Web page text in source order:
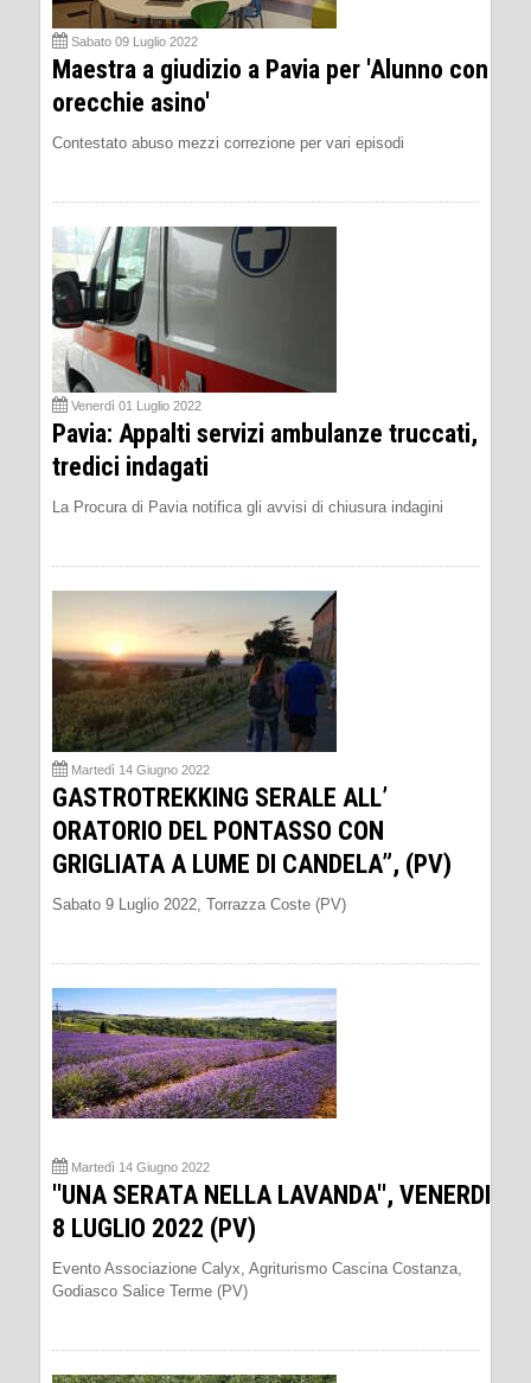
Sabato 09 Luglio 2022
Maestra a giudizio a Pavia per 'Alunno con
orecchie asino'
Contestato abuso mezzi correzione per vari episodi
Venerdì 01 Luglio 2022
Pavia: Appalti servizi ambulanze truccati,
tredici indagati
La Procura di Pavia notifica gli avvisi di chiusura indagini
Martedì 14 Giugno 2022
GASTROTREKKING SERALE ALL’
ORATORIO DEL PONTASSO CON
GRIGLIATA A LUME DI CANDELA”, (PV)
Sabato 9 Luglio 2022, Torrazza Coste (PV)
Martedì 14 Giugno 2022
''UNA SERATA NELLA LAVANDA'', VENERDI
8 LUGLIO 2022 (PV)
Evento Associazione Calyx, Agriturismo Cascina Costanza,
Godiasco Salice Terme (PV)